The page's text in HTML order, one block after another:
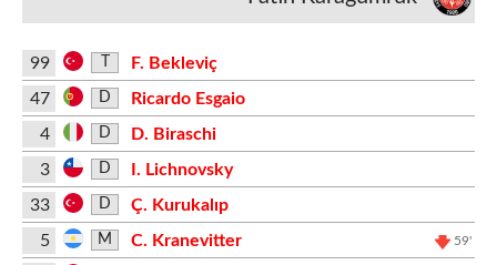
99
F. Bekleviç
47
D
Ricardo Esgaio
4
D
D. Biraschi
3
D
I. Lichnovsky
33
D
Ç. Kurukalıp
5
M C. Kranevitter 59'